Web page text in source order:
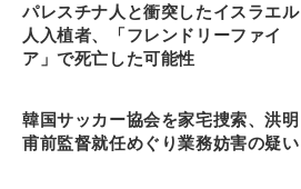
パレスチナ人と衝突したイスラエル
人入植者、「フレンドリーファイ
ア」で死亡した可能性
韓国サッカー協会を家宅捜索、洪明
甫前監督就任めぐり業務妨害の疑い